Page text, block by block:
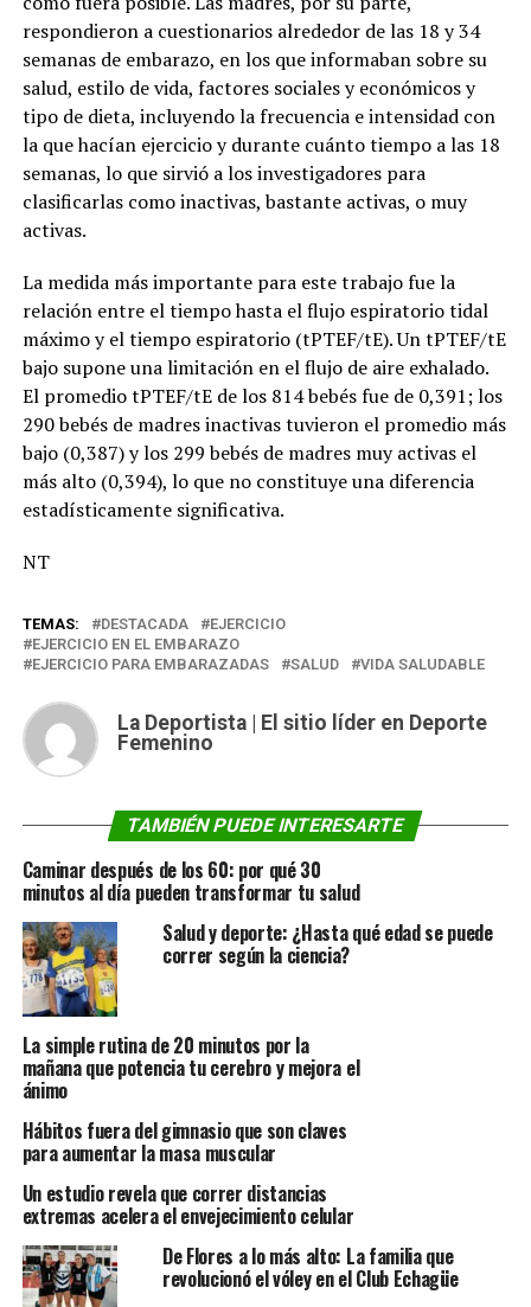
respondieron a cuestionarios alrededor de las 18 y 34
semanas de embarazo, en los que informaban sobre su
salud, estilo de vida, factores sociales y económicos y
tipo de dieta, incluyendo la frecuencia e intensidad con
la que hacían ejercicio y durante cuánto tiempo a las 18
semanas, lo que sirvió a los investigadores para
clasificarlas como inactivas, bastante activas, o muy
activas.
La medida más importante para este trabajo fue la
relación entre el tiempo hasta el flujo espiratorio tidal
máximo y el tiempo espiratorio (tPTEF/tE). Un tPTEF/tE
bajo supone una limitación en el flujo de aire exhalado.
El promedio tPTEF/tE de los 814 bebés fue de 0,391; los
290 bebés de madres inactivas tuvieron el promedio más
bajo (0,387) y los 299 bebés de madres muy activas el
más alto (0,394), lo que no constituye una diferencia
estadísticamente significativa.
NT
TEMAS: DESTACADA
EJERCICIO
EJERCICIO EN EL EMBARAZO
EJERCICIO PARA EMBARAZADAS
SALUD VIDA SALUDABLE
La Deportista | El sitio líder en Deporte
Femenino
TAMBIÉN PUEDE INTERESARTE
Caminar después de los 60: por qué 30
minutos al día pueden transformar tu salud
Salud y deporte: ¿Hasta qué edad se puede
correr según la ciencia?
La simple rutina de 20 minutos por la
mañana que potencia tu cerebro y mejora el
ánimo
Hábitos fuera del gimnasio que son claves
para aumentar la masa muscular
Un estudio revela que correr distancias
extremas acelera el envejecimiento celular
De Flores a lo más alto: La familia que
revolucionó el vóley en el Club Echagüe